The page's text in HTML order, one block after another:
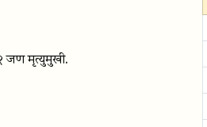
जण मृत्युमुखी.